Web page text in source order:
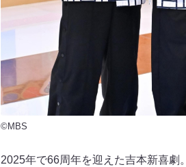
©MBS
2025年で66周年を迎えた吉本新喜劇